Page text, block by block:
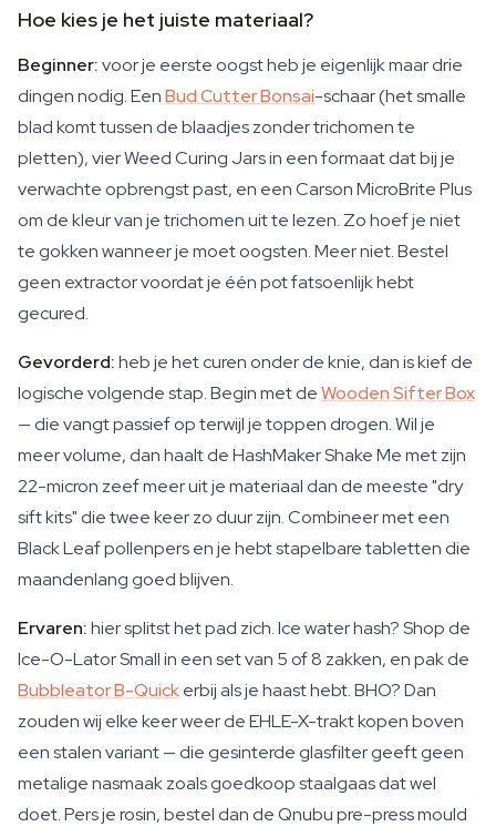
Hoe kies je het juiste materiaal?
Beginner:voor je eerste oogst heb je eigenlijk maar drie
dingen nodig. EenBud Cutter Bonsai-schaar (het smalle
blad komt tussen de blaadjes zonder trichomen te
pletten), vier Weed Curing Jars in een formaat dat bij je
verwachte opbrengst past, en een Carson MicroBrite Plus
om de kleur van je trichomen uit te lezen. Zo hoef je niet
te gokken wanneer je moet oogsten. Meer niet. Bestel
geen extractor voordat je één pot fatsoenlijk hebt
gecured.
Gevorderd:heb je het curen onder de knie, dan is kief de
logische volgende stap. Begin met deWooden Sifter Box
— die vangt passief op terwijl je toppen drogen. Wil je
meer volume, dan haalt de HashMaker Shake Me met zijn
22-micron zeef meer uit je materiaal dan de meeste "dry
sift kits" die twee keer zo duur zijn. Combineer met een
Black Leaf pollenpers en je hebt stapelbare tabletten die
maandenlang goed blijven.
Ervaren:hier splitst het pad zich. Ice water hash? Shop de
Ice-O-Lator Small in een set van 5 of 8 zakken, en pak de
Bubbleator B-Quickerbij als je haast hebt. BHO? Dan
zouden wij elke keer weer de EHLE-X-trakt kopen boven
een stalen variant — die gesinterde glasfilter geeft geen
metalige nasmaak zoals goedkoop staalgaas dat wel
doet. Pers je rosin, bestel dan de Qnubu pre-press mould